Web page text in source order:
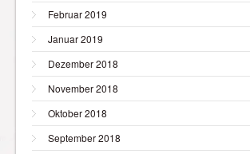
Februar 2019
Januar 2019
Dezember 2018
November 2018
Oktober 2018
September 2018